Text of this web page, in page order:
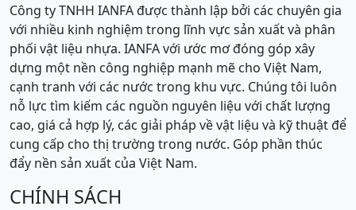
Công ty TNHH IANFA được thành lập bởi các chuyên gia
với nhiều kinh nghiệm trong lĩnh vực sản xuất và phân
phối vật liệu nhựa. IANFA với ước mơ đóng góp xây
dựng một nền công nghiệp mạnh mẽ cho Việt Nam,
cạnh tranh với các nước trong khu vực. Chúng tôi luôn
nỗ lực tìm kiếm các nguồn nguyên liệu với chất lượng
cao, giá cả hợp lý, các giải pháp về vật liệu và kỹ thuật để
cung cấp cho thị trường trong nước. Góp phần thúc
đẩy nền sản xuất của Việt Nam.
CHÍNH SÁCH